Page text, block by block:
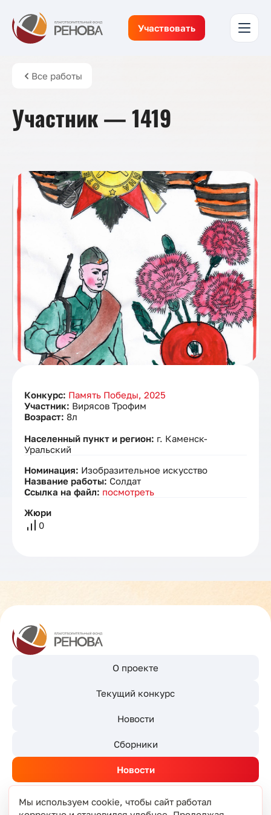
Участвовать
Все работы
Участник — 1419
Конкурс: Память Победы, 2025
Участник: Вирясов Трофим
Возраст: 8л
Населенный пункт и регион: г. Каменск-
Уральский
Номинация: Изобразительное искусство
Название работы: Солдат
Ссылка на файл: посмотреть
Жюри
0
О проекте
Текущий конкурс
Новости
Сборники
Новости
Мы используем cookie, чтобы сайт работал